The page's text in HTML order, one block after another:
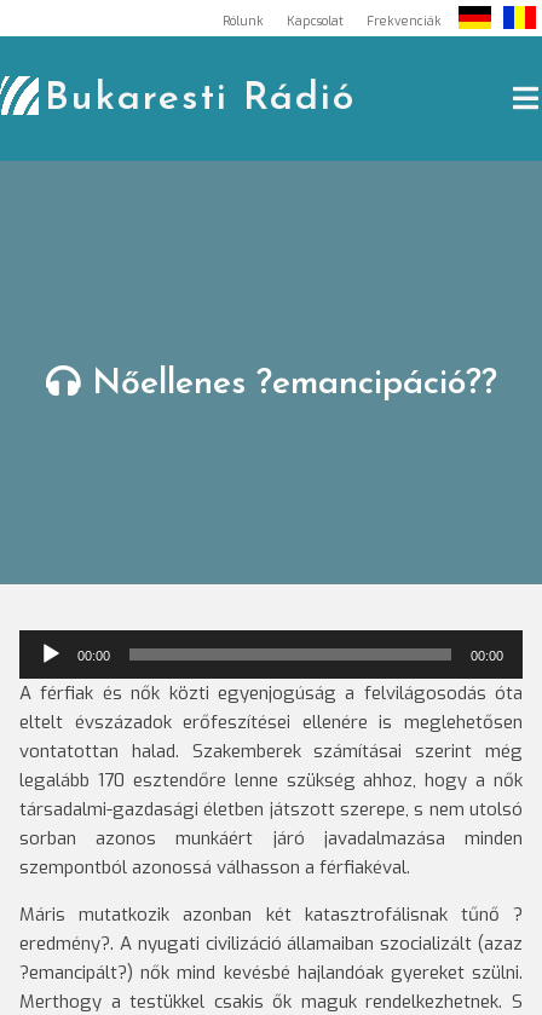
to
content
Rólunk Kapcsolat Frekvenciák
Bukaresti Rádió
Nőellenes ?emancipáció??
Audió
lejátszó
00:00 00:00
A férfiak és nők közti egyenjogúság a felvilágosodás óta
eltelt évszázadok erőfeszítései ellenére is meglehetősen
vontatottan halad. Szakemberek számításai szerint még
legalább 170 esztendőre lenne szükség ahhoz, hogy a nők
társadalmi-gazdasági életben játszott szerepe, s nem utolsó
sorban azonos munkáért járó javadalmazása minden
szempontból azonossá válhasson a férfiakéval.
Máris mutatkozik azonban két katasztrofálisnak tűnő ?
eredmény?. A nyugati civilizáció államaiban szocializált (azaz
?emancipált?) nők mind kevésbé hajlandóak gyereket szülni.
Merthogy a testükkel csakis ők maguk rendelkezhetnek. S